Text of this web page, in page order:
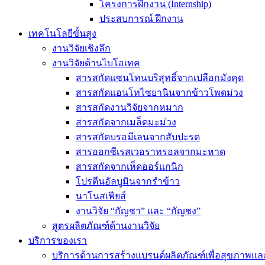
โครงการฝึกงาน (Internship)
ประสบการณ์ ฝึกงาน
เทคโนโลยีขั้นสูง
งานวิจัยเชิงลึก
งานวิจัยด้านไบโอเทค
สารสกัดแซนโทนบริสุทธิ์จากเปลือกมังคุด
สารสกัดแอนโทไซยานินจากข้าวโพดม่วง
สารสกัดงานวิจัยจากหมาก
สารสกัดจากเมล็ดมะม่วง
สารสกัดบรอมีเลนจากสับปะรด
สารออกซีเรสเวอราทรอลจากมะหาด
สารสกัดจากเห็ดออร์แกนิก
โปรตีนอัลบูมินจากรำข้าว
นาโนสเฟียส์
งานวิจัย “กัญชา” และ “กัญชง”
สูตรผลิตภัณฑ์ด้านงานวิจัย
บริการของเรา
บริการด้านการสร้างแบรนด์ผลิตภัณฑ์เพื่อสุขภาพแล